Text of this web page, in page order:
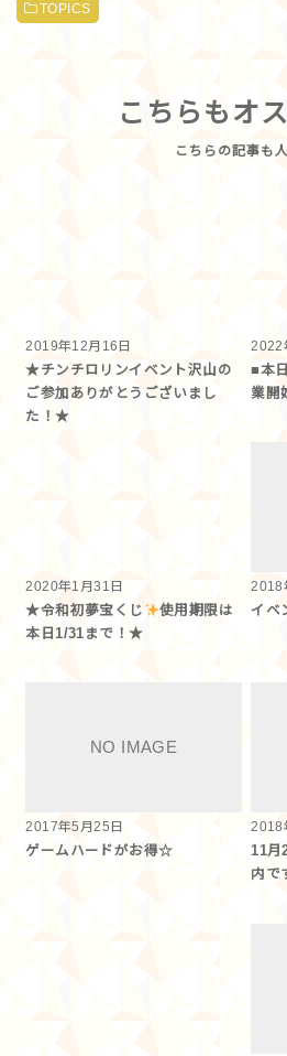
TOPICS
こちらもオ
2019年12月16日
★チンチロリンイベント沢山の
ご参加ありがとうございまし
た！★
2022
■本
業開
2020年1月31日
★令和初夢宝くじ
使用期限は
本日1/31まで！★
2018
イベ
2017年5月25日
ゲームハードがお得☆
2018
11月
内で